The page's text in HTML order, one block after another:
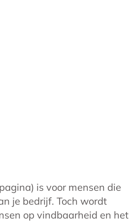
is voor mensen die
je bedrijf. Toch wordt
op vindbaarheid en het